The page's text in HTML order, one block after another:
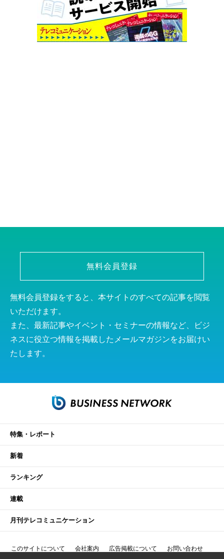
無料会員登録
無料会員登録をすると、本サイトのすべての記事を閲覧
いただけます。
また、最新記事やイベント・セミナーの情報など、ビジ
ネスに役立つ情報を掲載したメールマガジンをお届けい
たします。
特集・レポート
新着
ランキング
連載
月刊テレコミュニケーション
このサイトについて 会社案内 広告掲載について お問い合わせ